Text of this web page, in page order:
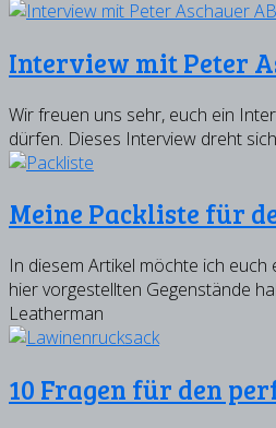
Interview mit Peter
Wir freuen uns sehr, euch ein
dürfen. Dieses Interview dreht
Meine Packliste für
In diesem Artikel möchte ich
hier vorgestellten Gegenstände
Leatherman
10 Fragen für den